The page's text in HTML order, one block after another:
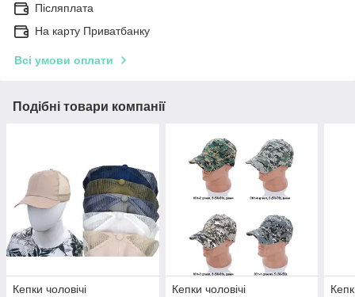
Післяплата
На карту Приватбанку
Всі умови оплати
Подібні товари компанії
Кепки чоловічі Кепки чоловічі